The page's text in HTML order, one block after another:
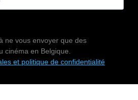
ne vous envoyer que des
cinéma en Belgique.
et politique de confidentialité